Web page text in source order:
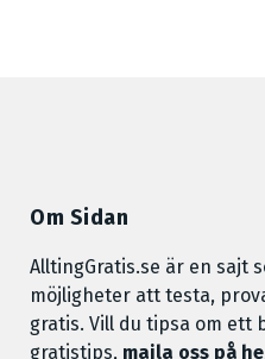
Om Sidan
AlltingGratis.se är en sajt
möjligheter att testa,
gratis. Vill du tipsa om ett
gratistips, maila oss på